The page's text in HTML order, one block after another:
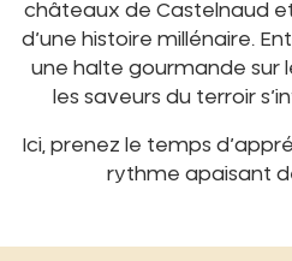
châteaux de Castelnaud
d’une histoire millénaire.
une halte gourmande sur
les saveurs du terroir
Ici, prenez le temps
rythme apaisant